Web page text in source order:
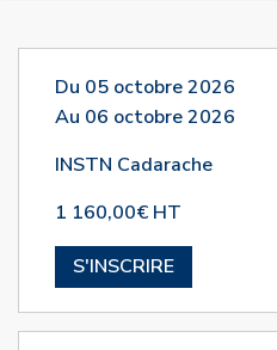
Du 05 octobre 2026
Au 06 octobre 2026
INSTN Cadarache
1 160,00€ HT
S'INSCRIRE